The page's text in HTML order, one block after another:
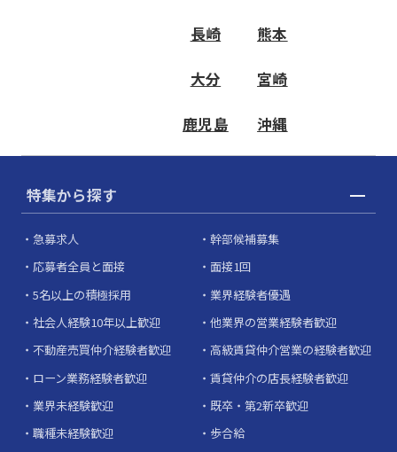
長崎 熊本
大分 宮崎
鹿児島 沖縄
特集から探す
急募求人
幹部候補募集
応募者全員と面接
面接1回
5名以上の積極採用
業界経験者優遇
社会人経験10年以上歓迎
他業界の営業経験者歓迎
不動産売買仲介経験者歓迎
高級賃貸仲介営業の経験者歓迎
ローン業務経験者歓迎
賃貸仲介の店長経験者歓迎
業界未経験歓迎
既卒・第2新卒歓迎
職種未経験歓迎
歩合給